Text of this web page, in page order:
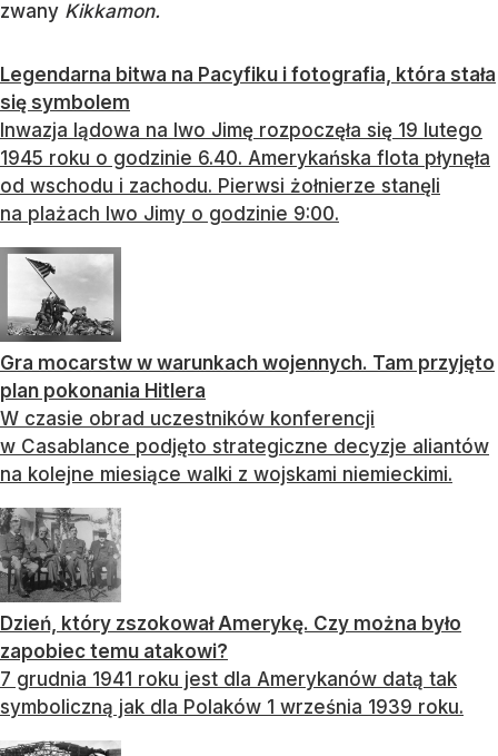
zwany Kikkamon.
Legendarna bitwa na Pacyfiku i fotografia, która stała
się symbolem
Inwazja lądowa na Iwo Jimę rozpoczęła się 19 lutego
1945 roku o godzinie 6.40. Amerykańska flota płynęła
od wschodu i zachodu. Pierwsi żołnierze stanęli
na plażach Iwo Jimy o godzinie 9:00.
Gra mocarstw w warunkach wojennych. Tam przyjęto
plan pokonania Hitlera
W czasie obrad uczestników konferencji
w Casablance podjęto strategiczne decyzje aliantów
na kolejne miesiące walki z wojskami niemieckimi.
Dzień, który zszokował Amerykę. Czy można było
zapobiec temu atakowi?
7 grudnia 1941 roku jest dla Amerykanów datą tak
symboliczną jak dla Polaków 1 września 1939 roku.